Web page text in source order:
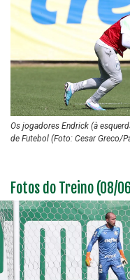
Os jogadores Endrick (à
de Futebol (Foto: Cesar Greco/
Fotos do Treino (08/